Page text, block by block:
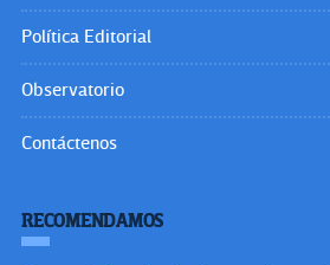
Política Editorial
Observatorio
Contáctenos
RECOMENDAMOS